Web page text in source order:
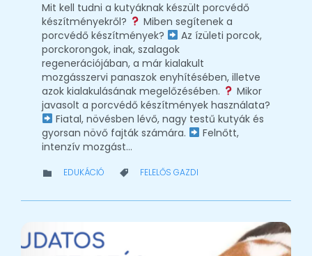
Mit kell tudni a kutyáknak készült porcvédő
készítményekről?
Miben segítenek a
porcvédő készítmények?
Az ízületi porcok,
porckorongok, inak, szalagok
regenerációjában, a már kialakult
mozgásszervi panaszok enyhítésében, illetve
azok kialakulásának megelőzésében.
Mikor
javasolt a porcvédő készítmények használata?
Fiatal, növésben lévő, nagy testű kutyák és
gyorsan növő fajták számára.
Felnőtt,
intenzív mozgást…
 CATEGORY
EDUKÁCIÓ  CATEGORY
FELELŐS GAZDI